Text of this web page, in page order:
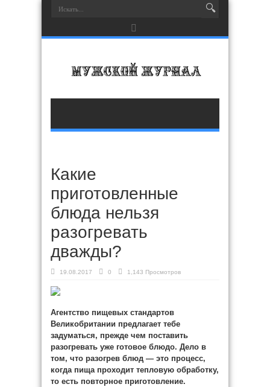
Какие
приготовленные
блюда нельзя
разогревать
дважды?
19.08.2017 0 1,143 Просмотров
Агентство пищевых стандартов
Великобритании предлагает тебе
задуматься, прежде чем поставить
разогревать уже готовое блюдо. Дело в
том, что разогрев блюд — это процесс,
когда пища проходит тепловую обработку,
то есть повторное приготовление.